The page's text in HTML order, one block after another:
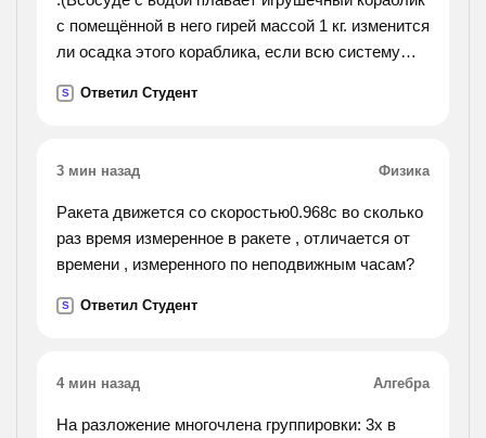
с помещённой в него гирей массой 1 кг. изменится
ли осадка этого кораблика, если всю систему
S Ответил Студент
3 мин назад Физика
Ракета движется со скоростью0.968c во сколько
раз время измеренное в ракете , отличается от
времени , измеренного по неподвижным часам?
S Ответил Студент
4 мин назад Алгебра
На разложение многочлена группировки: 3х в